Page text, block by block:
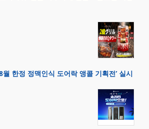
월 한정 정맥인식 도어락 앵콜 기획전’ 실시